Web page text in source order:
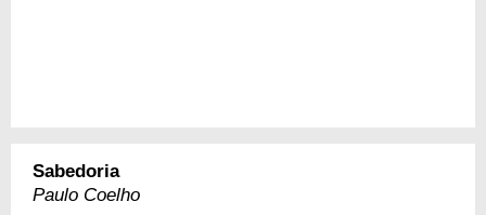
Sabedoria
Paulo Coelho